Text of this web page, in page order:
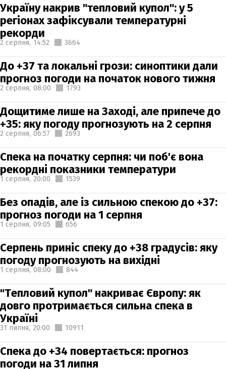
Україну накрив "тепловий купол": у 5
регіонах зафіксували температурні
рекорди
2 серпня, 14:52 3664
До +37 та локальні грози: синоптики дали
прогноз погоди на початок нового тижня
2 серпня, 08:00 1793
Дощитиме лише на Заході, але припече до
+35: яку погоду прогнозують на 2 серпня
2 серпня, 06:57 2693
Спека на початку серпня: чи поб'є вона
рекордні показники температури
1 серпня, 20:00 1539
Без опадів, але із сильною спекою до +37:
прогноз погоди на 1 серпня
1 серпня, 09:05 656
Серпень приніс спеку до +38 градусів: яку
погоду прогнозують на вихідні
1 серпня, 08:00 844
"Тепловий купол" накриває Європу: як
довго протримається сильна спека в
Україні
31 липня, 20:00 10911
Спека до +34 повертається: прогноз
погоди на 31 липня